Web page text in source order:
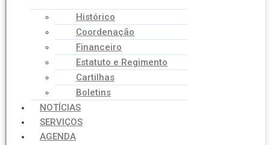
Histórico
Coordenação
Financeiro
Estatuto e Regimento
Cartilhas
Boletins
NOTÍCIAS
SERVIÇOS
AGENDA